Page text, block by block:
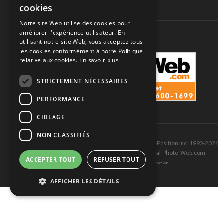
SUIVEZ-NOUS
Tous droits réservés © Les Éditions Pole-Position inc. 1990-2026
Ce site est produit et hébergé par Montréal-Photo-Web.com
Politique de confidentialité et Conditions d’utilisation
cookies
Notre site Web utilise des cookies pour
améliorer l'expérience utilisateur. En
utilisant notre site Web, vous acceptez tous
les cookies conformément à notre Politique
relative aux cookies. En savoir plus
STRICTEMENT NÉCESSAIRES
PERFORMANCE
CIBLAGE
NON CLASSIFIÉS
ACCEPTER TOUT REFUSER TOUT
AFFICHER LES DÉTAILS